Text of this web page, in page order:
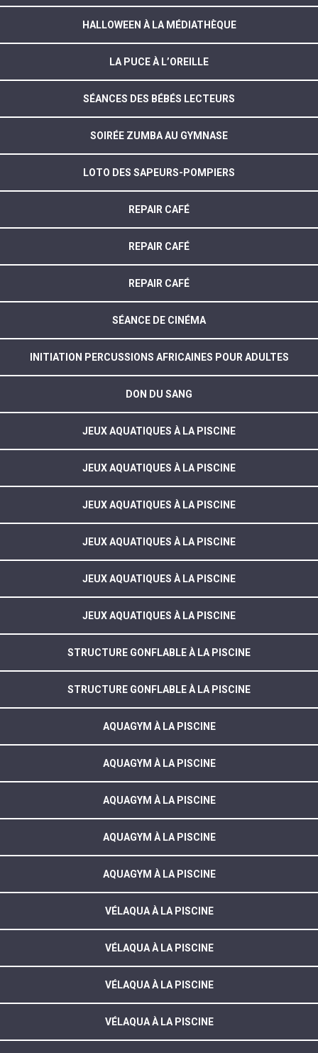
HALLOWEEN À LA MÉDIATHÈQUE
LA PUCE À L’OREILLE
SÉANCES DES BÉBÉS LECTEURS
SOIRÉE ZUMBA AU GYMNASE
LOTO DES SAPEURS-POMPIERS
REPAIR CAFÉ
REPAIR CAFÉ
REPAIR CAFÉ
SÉANCE DE CINÉMA
INITIATION PERCUSSIONS AFRICAINES POUR ADULTES
DON DU SANG
JEUX AQUATIQUES À LA PISCINE
JEUX AQUATIQUES À LA PISCINE
JEUX AQUATIQUES À LA PISCINE
JEUX AQUATIQUES À LA PISCINE
JEUX AQUATIQUES À LA PISCINE
JEUX AQUATIQUES À LA PISCINE
STRUCTURE GONFLABLE À LA PISCINE
STRUCTURE GONFLABLE À LA PISCINE
AQUAGYM À LA PISCINE
AQUAGYM À LA PISCINE
AQUAGYM À LA PISCINE
AQUAGYM À LA PISCINE
AQUAGYM À LA PISCINE
VÉLAQUA À LA PISCINE
VÉLAQUA À LA PISCINE
VÉLAQUA À LA PISCINE
VÉLAQUA À LA PISCINE